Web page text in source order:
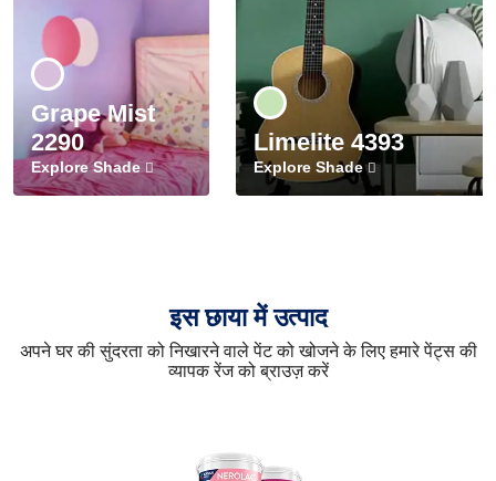
Grape Mist
2290
Explore Shade
Limelite 4393
Explore Shade
इस छाया में उत्पाद
अपने घर की सुंदरता को निखारने वाले पेंट को खोजने के लिए हमारे पेंट्स की
व्यापक रेंज को ब्राउज़ करें